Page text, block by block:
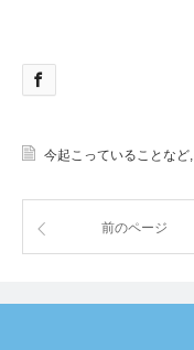
今起こっていることなど,
前のページ